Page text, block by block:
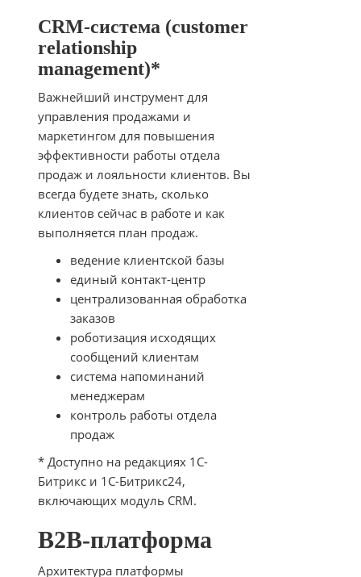
CRM-система (customer
relationship
management)*
Важнейший инструмент для
управления продажами и
маркетингом для повышения
эффективности работы отдела
продаж и лояльности клиентов. Вы
всегда будете знать, сколько
клиентов сейчас в работе и как
выполняется план продаж.
ведение клиентской базы
единый контакт-центр
централизованная обработка
заказов
роботизация исходящих
сообщений клиентам
система напоминаний
менеджерам
контроль работы отдела
продаж
* Доступно на редакциях 1С-
Битрикс и 1С-Битрикс24,
включающих модуль CRM.
B2B-платформа
Архитектура платформы